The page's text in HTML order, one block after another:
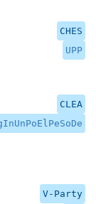
CHES
UPP
CLEA
V-Party